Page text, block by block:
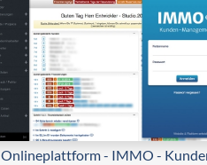
Onlineplattform - IMMO -